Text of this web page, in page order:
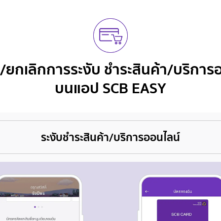
กเลิกการระงับ ชำระสินค้า/บริกา
บนแอป SCB EASY
ระงับชำระสินค้า/บริการออนไลน์